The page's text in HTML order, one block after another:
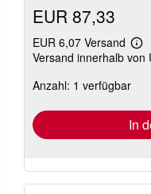
EUR 87,33
EUR 6,07 Versand
Versand innerhalb von
Anzahl: 1 verfügbar
In